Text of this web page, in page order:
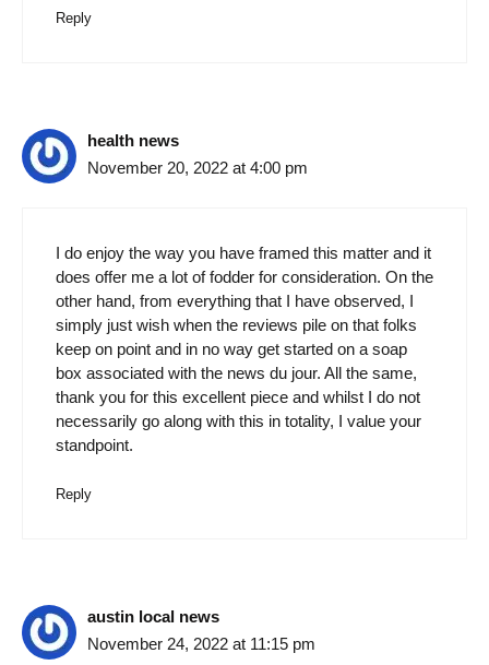
Reply
health news
November 20, 2022 at 4:00 pm
I do enjoy the way you have framed this matter and it
does offer me a lot of fodder for consideration. On the
other hand, from everything that I have observed, I
simply just wish when the reviews pile on that folks
keep on point and in no way get started on a soap
box associated with the news du jour. All the same,
thank you for this excellent piece and whilst I do not
necessarily go along with this in totality, I value your
standpoint.
Reply
austin local news
November 24, 2022 at 11:15 pm